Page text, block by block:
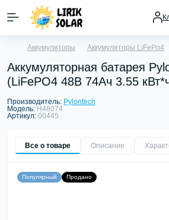
Аккумуляторы Аккумуляторы LiFePo4
Аккумуляторная батарея
(LiFePO4 48В 74Aч 3.55
Производитель: Pylontech
Модель: H48074
Артикул: 00445
Все о товаре Описание
Популярный Продано